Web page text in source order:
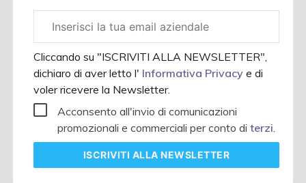
aziendale
Cliccando su "ISCRIVITI ALLA NEWSLETTER",
dichiaro di aver letto l' Informativa Privacye di
voler ricevere la Newsletter.
Acconsento all'invio di comunicazioni
promozionali e commerciali per conto diterzi.
ISCRIVITI ALLA NEWSLETTER